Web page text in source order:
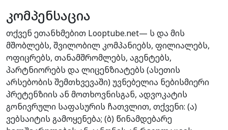
კომპენსაცია
თქვენ ეთანხმებით Looptube.net— ს და მის
მშობლებს, შვილობილ კომპანიებს, ფილიალებს,
ოფიცრებს, თანამშრომლებს, აგენტებს,
პარტნიორებს და ლიცენზიატებს (ასეთის
არსებობის შემთხვევაში) უვნებელია ნებისმიერი
პრეტენზიის ან მოთხოვნისგან, ადვოკატის
გონივრული საფასურის ჩათვლით, თქვენი: (ა)
ვებსაიტის გამოყენება; (ბ) წინამდებარე